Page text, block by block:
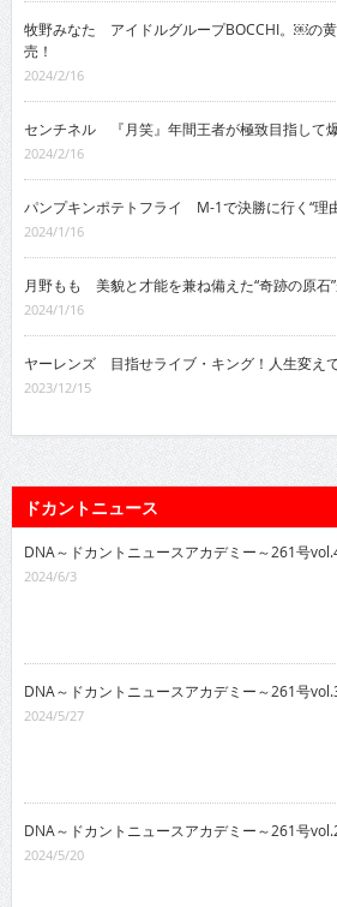
牧野みなた アイドルグループBOCCHI。￼の
売！
2024/2/16
センチネル 『月笑』年間王者が極致目指して
2024/2/16
パンプキンポテトフライ M-1で決勝に行く“理
2024/1/16
月野もも 美貌と才能を兼ね備えた“奇跡の原石”
2024/1/16
ヤーレンズ 目指せライブ・キング！人生変え
2023/12/15
ドカントニュース
DNA～ドカントニュースアカデミー～261号
2024/6/3
DNA～ドカントニュースアカデミー～261号
2024/5/27
DNA～ドカントニュースアカデミー～261号
2024/5/20